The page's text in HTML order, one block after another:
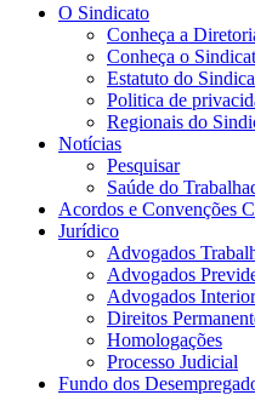
O Sindicato
Conheça a
Conheça o
Estatuto do
Politica de
Regionais do
Notícias
Pesquisar
Saúde do
Acordos e Convenções
Jurídico
Advogados
Advogados
Advogados Interior
Direitos
Homologações
Processo Judicial
Fundo dos